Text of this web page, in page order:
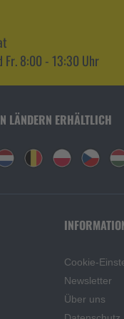
Fr. 8:00 - 13:30 Uhr
LÄNDERN ERHÄLTLICH
Cookie-
Newsletter
Über uns